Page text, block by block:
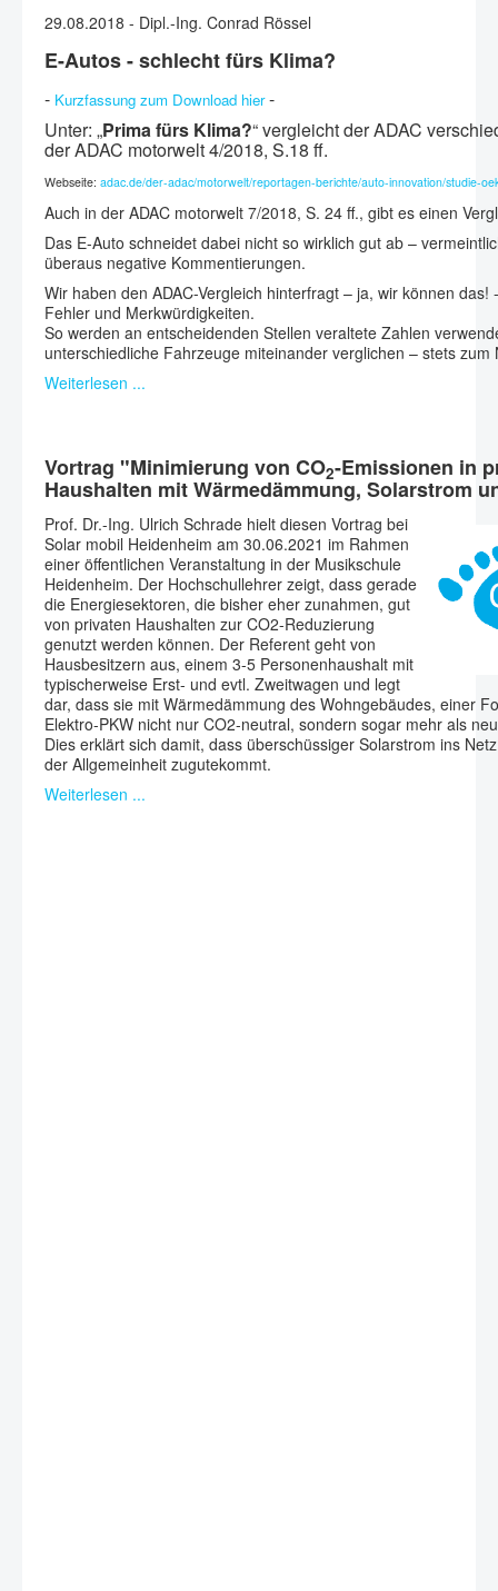
29.08.2018 - Dipl.-Ing. Conrad Rössel
E-Autos -schlechtfürs Klima?
- Kurzfassung zum Download hier-
Unter: „Prima fürs Klima?“ vergleicht der ADAC
der ADAC motorwelt 4/2018, S.18 ff.
Webseite: adac.de/der-adac/motorwelt/reportagen-berichte/auto-innovation/studie-
Auch in der ADAC motorwelt 7/2018, S. 24 ff., gibt es einen
Das E-Auto schneidet dabei nicht so wirklich gut ab –
überaus negative Kommentierungen.
Wir haben den ADAC-Vergleich hinterfragt – ja, wir können das!
Fehler und Merkwürdigkeiten.
So werden an entscheidenden Stellen veraltete Zahlen
unterschiedliche Fahrzeuge miteinander verglichen – stets zum
Weiterlesen ...
Vortrag "Minimierung von CO2-Emissionen in
Haushalten mit Wärmedämmung, Solarstrom
Prof. Dr.-Ing. Ulrich Schrade hielt diesen Vortrag bei
Solar mobil Heidenheim am 30.06.2021 im Rahmen
einer öffentlichen Veranstaltung in der Musikschule
Heidenheim. Der Hochschullehrer zeigt, dass gerade
die Energiesektoren, die bisher eher zunahmen, gut
von privaten Haushalten zur CO2-Reduzierung
genutzt werden können. Der Referent geht von
Hausbesitzern aus, einem 3-5 Personenhaushalt mit
typischerweise Erst- und evtl. Zweitwagen und legt
dar, dass sie mit Wärmedämmung des Wohngebäudes, einer
Elektro-PKW nicht nur CO2-neutral, sondern sogar mehr als
Dies erklärt sich damit, dass überschüssiger Solarstrom ins
der Allgemeinheit zugutekommt.
Weiterlesen ...